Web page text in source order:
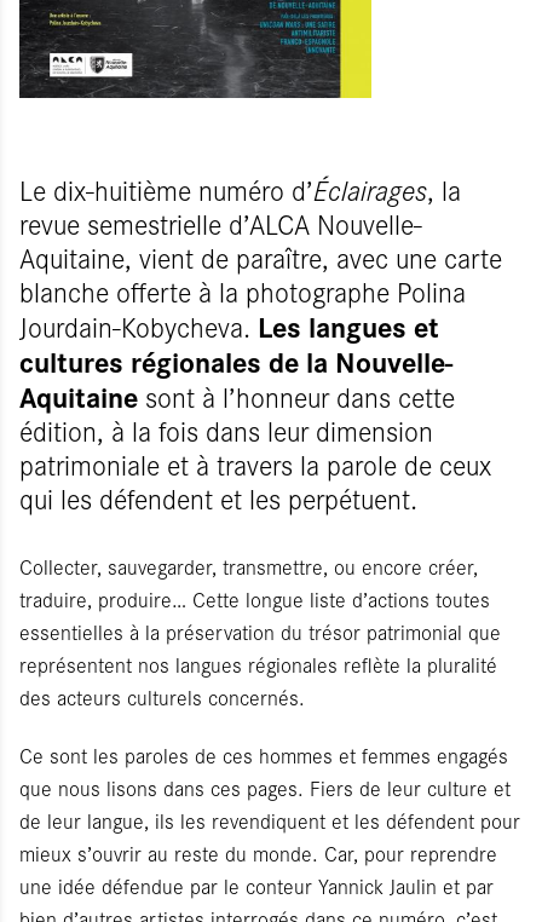
Le dix-huitième numéro d’Éclairages, la
revue semestrielle d’ALCA Nouvelle-
Aquitaine, vient de paraître, avec une carte
blanche offerte à la photographe Polina
Jourdain-Kobycheva. Les langues et
cultures régionales de la Nouvelle-
Aquitaine sont à l’honneur dans cette
édition, à la fois dans leur dimension
patrimoniale et à travers la parole de ceux
qui les défendent et les perpétuent.
Collecter, sauvegarder, transmettre, ou encore créer,
traduire, produire… Cette longue liste d’actions toutes
essentielles à la préservation du trésor patrimonial que
représentent nos langues régionales reflète la pluralité
des acteurs culturels concernés.
Ce sont les paroles de ces hommes et femmes engagés
que nous lisons dans ces pages. Fiers de leur culture et
de leur langue, ils les revendiquent et les défendent pour
mieux s’ouvrir au reste du monde. Car, pour reprendre
une idée défendue par le conteur Yannick Jaulin et par